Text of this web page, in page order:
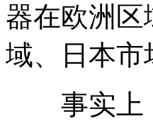
器在欧洲区
域、日本市
事实上，